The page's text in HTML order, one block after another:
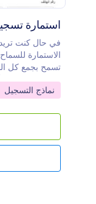
استمارة
في حال كنت
الاستمارة
تسمح بجمع كل
تحتوي على كل
الطبية.
Go to Category:
نماذج التسجيل